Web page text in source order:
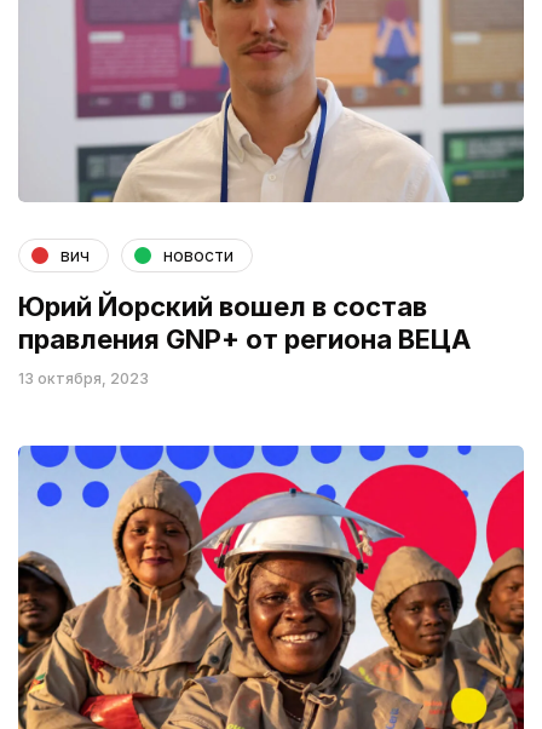
вич новости
Юрий Йорский вошел в состав
правления GNP+ от региона ВЕЦА
13 октября, 2023